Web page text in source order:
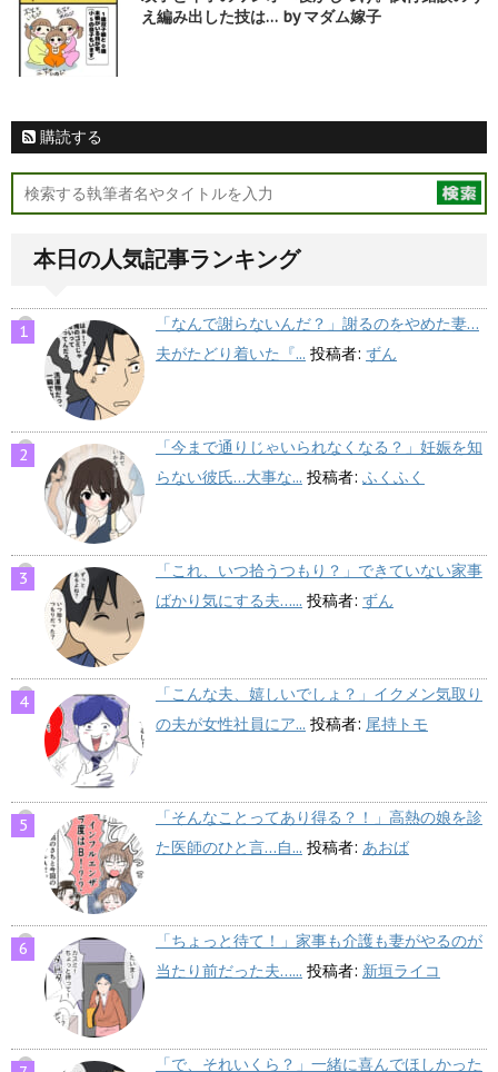
え編み出した技は… by マダム嫁子
購読する
本日の人気記事ランキング
「なんで謝らないんだ？」謝るのをやめた妻…
夫がたどり着いた『... 投稿者: ずん
「今まで通りじゃいられなくなる？」妊娠を知
らない彼氏…大事な... 投稿者: ふくふく
「これ、いつ拾うつもり？」できていない家事
ばかり気にする夫…... 投稿者: ずん
「こんな夫、嬉しいでしょ？」イクメン気取り
の夫が女性社員にア... 投稿者: 尾持トモ
「そんなことってあり得る？！」高熱の娘を診
た医師のひと言…自... 投稿者: あおば
「ちょっと待て！」家事も介護も妻がやるのが
当たり前だった夫…... 投稿者: 新垣ライコ
「で、それいくら？」一緒に喜んでほしかった